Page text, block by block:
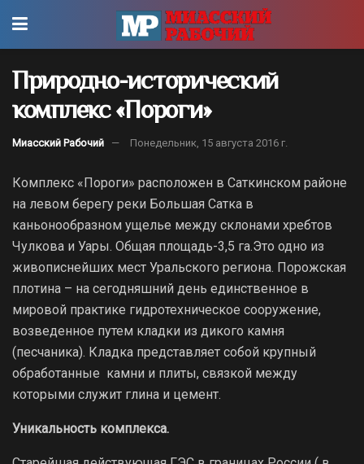
Природно-исторический
комплекс «Пороги»
Миасский Рабочий Понедельник, 15 августа 2016 г.
Комплекс «Пороги» расположен в Саткинском районе
на левом берегу реки Большая Сатка в
каньонообразном ущелье между склонами хребтов
Чулкова и Уары. Общая площадь-3,5 га.Это одно из
живописнейших мест Уральского региона. Порожская
плотина – на сегодняшний день единственное в
мировой практике гидротехническое сооружение,
возведенное путем кладки из дикого камня
(песчаника). Кладка представляет собой крупный
обработанные камни и плиты, связкой между
которыми служит глина и цемент.
Уникальность комплекса.